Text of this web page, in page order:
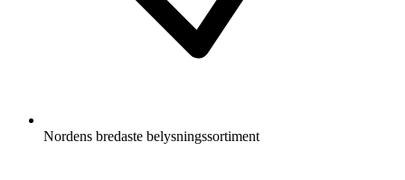
Nordens bredaste belysningssortiment